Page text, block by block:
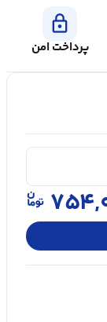
lock
پرداخت امن